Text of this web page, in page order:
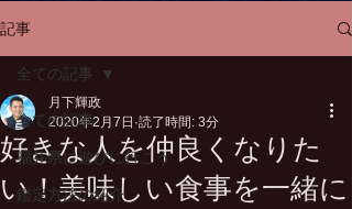
記事
全ての記事
福井県に遊びに行こう
鑑定方法の紹介
全ての記事
好きな人を仲良くなりた
い！美味しい食事を一緒に
月下輝政
2020年2月7日 読了時間: 3分